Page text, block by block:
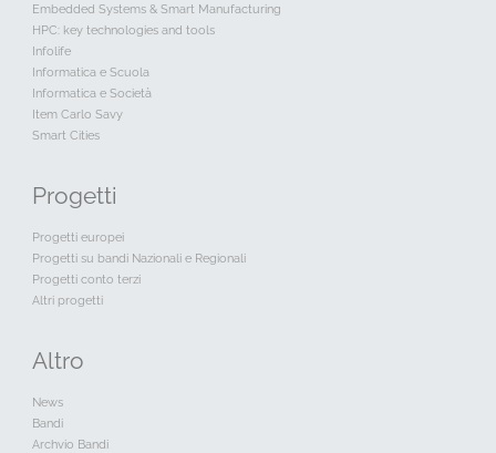
Embedded Systems & Smart Manufacturing
HPC: key technologies and tools
Infolife
Informatica e Scuola
Informatica e Società
Item Carlo Savy
Smart Cities
Progetti
Progetti europei
Progetti su bandi Nazionali e Regionali
Progetti conto terzi
Altri progetti
Altro
News
Bandi
Archvio Bandi